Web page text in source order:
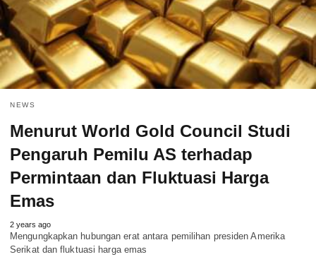
NEWS
Menurut World Gold Council Studi
Pengaruh Pemilu AS terhadap
Permintaan dan Fluktuasi Harga
Emas
2 years ago
Mengungkapkan hubungan erat antara pemilihan presiden Amerika
Serikat dan fluktuasi harga emas